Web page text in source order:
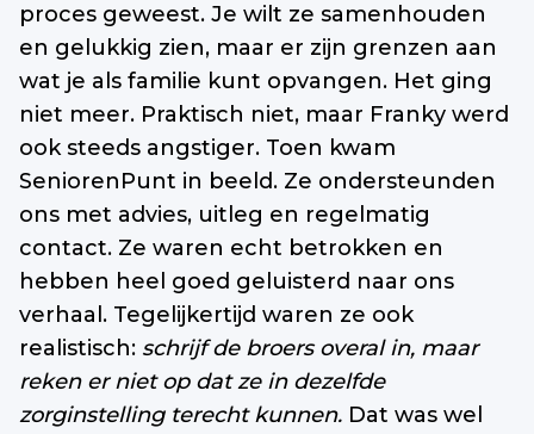
proces geweest. Je wilt ze samenhouden
en gelukkig zien, maar er zijn grenzen aan
wat je als familie kunt opvangen. Het ging
niet meer. Praktisch niet, maar Franky werd
ook steeds angstiger. Toen kwam
SeniorenPunt in beeld. Ze ondersteunden
ons met advies, uitleg en regelmatig
contact. Ze waren echt betrokken en
hebben heel goed geluisterd naar ons
verhaal. Tegelijkertijd waren ze ook
realistisch: schrijf de broers overal in, maar
reken er niet op dat ze in dezelfde
zorginstelling terecht kunnen. Dat was wel